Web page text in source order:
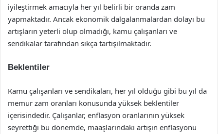
iyileştirmek amacıyla her yıl belirli bir oranda zam
yapmaktadır. Ancak ekonomik dalgalanmalardan dolayı bu
artışların yeterli olup olmadığı, kamu çalışanları ve
sendikalar tarafından sıkça tartışılmaktadır.
Beklentiler
Kamu çalışanları ve sendikaları, her yıl olduğu gibi bu yıl da
memur zam oranları konusunda yüksek beklentiler
içerisindedir. Çalışanlar, enflasyon oranlarının yüksek
seyrettiği bu dönemde, maaşlarındaki artışın enflasyonu